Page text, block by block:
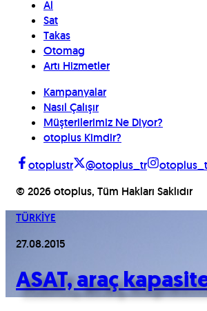
Al
Sat
Takas
Otomag
Artı Hizmetler
Kampanyalar
Nasıl Çalışır
Müşterilerimiz Ne Diyor?
otoplus Kimdir?
otoplustr
@otoplus_tr
© 2026 otoplus, Tüm Hakları Saklıdır
TÜRKİYE
27.08.2015
ASAT, araç